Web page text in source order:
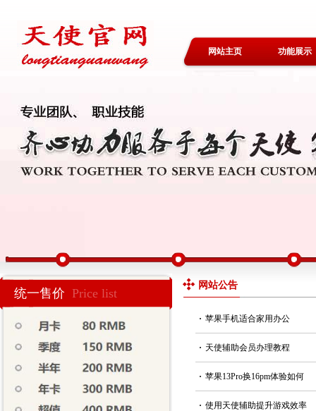
网站主页 功能展示
统一售价 Price list
网站公告
· 苹果手机适合家用办公
· 天使辅助会员办理教程
· 苹果13Pro换16pm体验如何
· 使用天使辅助提升游戏效率